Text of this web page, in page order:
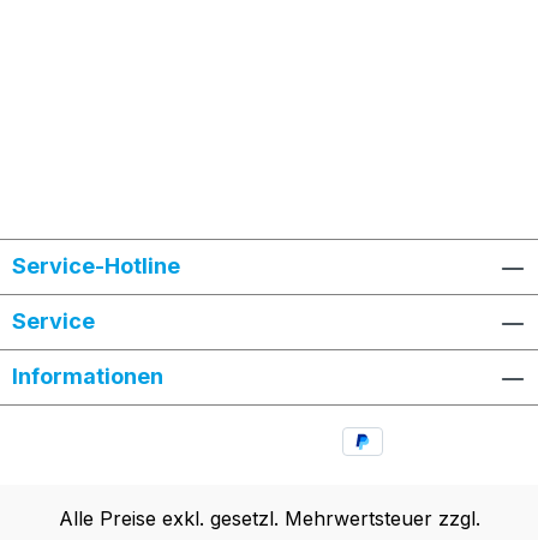
Service-Hotline
Service
Informationen
Alle Preise exkl. gesetzl. Mehrwertsteuer zzgl.